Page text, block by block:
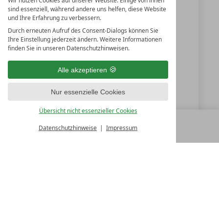
sind essenziell, während andere uns helfen, diese Website
und Ihre Erfahrung zu verbessern.
Durch erneuten Aufruf des Consent-Dialogs können Sie
Ihre Einstellung jederzeit ändern. Weitere Informationen
finden Sie in unseren Datenschutzhinweisen.
Alle akzeptieren
Nur essenzielle Cookies
Übersicht nicht essenzieller Cookies
Datenschutzhinweise Impressum
ALLE RESORTS
Österreich
+43 5254-22400
+43 5254-2240510
info@bergland-soelden.at
www.bergland-soelden.at